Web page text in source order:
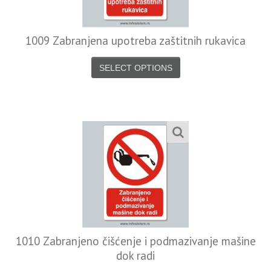
1009 Zabranjena upotreba zaštitnih rukavica
SELECT OPTIONS
1010 Zabranjeno čišćenje i podmazivanje mašine
dok radi